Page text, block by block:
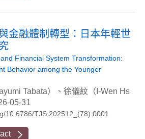
金融體制轉型：日本年輕世
Financial System Transformation:
Behavior among the Younger
Tabata）、徐儀紋（I-Wen Hs
05-31
10.6786/TJS.202512_(78).0001